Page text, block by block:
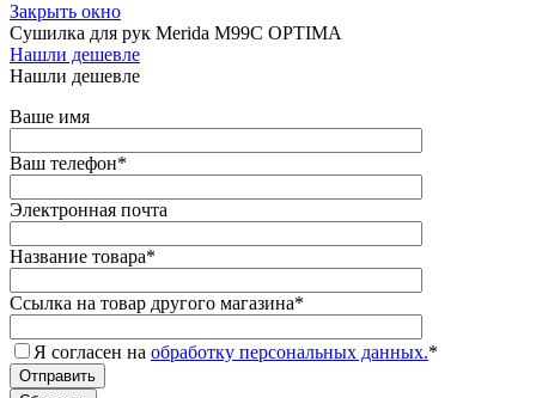
Закрыть окно
Сушилка для рук Merida M99C OPTIMA
Нашли дешевле
Нашли дешевле
Ваше имя
Ваш телефон*
Электронная почта
Название товара*
Ссылка на товар другого магазина*
Я согласен на обработку персональных данных.*